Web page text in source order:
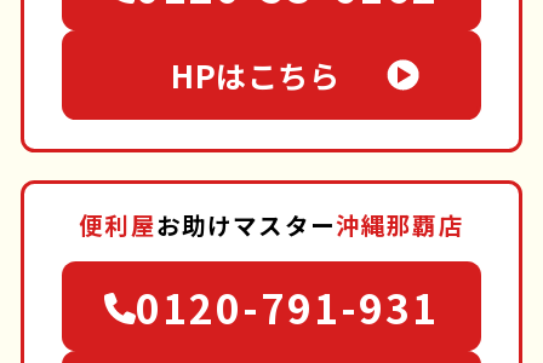
HPはこちら
便利屋お助けマスター沖縄那覇店
0120-791-931